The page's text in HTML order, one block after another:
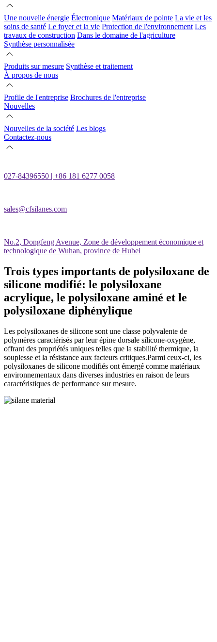
Une nouvelle énergie Électronique Matériaux de pointe La vie et les
soins de santé Le foyer et la vie Protection de l'environnement Les
travaux de construction Dans le domaine de l'agriculture
Synthèse personnalisée
Produits sur mesure Synthèse et traitement
À propos de nous
Profile de l'entreprise Brochures de l'entreprise
Nouvelles
Nouvelles de la société Les blogs
Contactez-nous
027-84396550 | +86 181 6277 0058
sales@cfsilanes.com
No.2, Dongfeng Avenue, Zone de développement économique et
technologique de Wuhan, province de Hubei
Trois types importants de polysiloxane de
silicone modifié: le polysiloxane
acrylique, le polysiloxane aminé et le
polysiloxane diphénylique
Les polysiloxanes de silicone sont une classe polyvalente de
polymères caractérisés par leur épine dorsale silicone-oxygène,
offrant des propriétés uniques telles que la stabilité thermique, la
souplesse et la résistance aux facteurs critiques.Parmi ceux-ci, les
polysiloxanes de silicone modifiés ont émergé comme matériaux
environnementaux dans diverses industries en raison de leurs
caractéristiques de performance sur mesure.